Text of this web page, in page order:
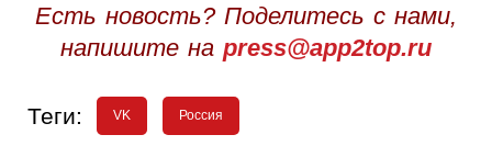
Есть новость? Поделитесь с нами,
напишите на press@app2top.ru
Теги: VK Россия